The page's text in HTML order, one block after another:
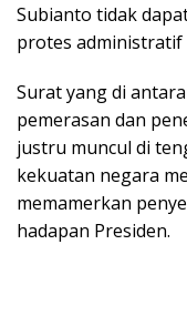
Subianto tidak
protes administratif
Surat yang di
pemerasan dan
justru muncul di
kekuatan negara
memamerkan
hadapan Presiden.